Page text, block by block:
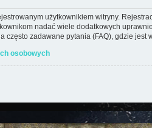
użytkownikiem witryny.
nadać wiele dodatkowych
często zadawane pytania (FAQ), gdzie
osobowych